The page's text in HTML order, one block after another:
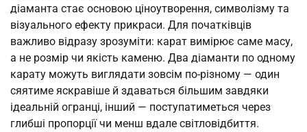
діаманта стає основою ціноутворення, символізму та
візуального ефекту прикраси. Для початківців
важливо відразу зрозуміти: карат вимірює саме масу,
а не розмір чи якість каменю. Два діаманти по одному
карату можуть виглядати зовсім по-різному — один
сяятиме яскравіше й здаваться більшим завдяки
ідеальній огранці, інший — поступатиметься через
глибші пропорції чи менш вдале світловідбиття.